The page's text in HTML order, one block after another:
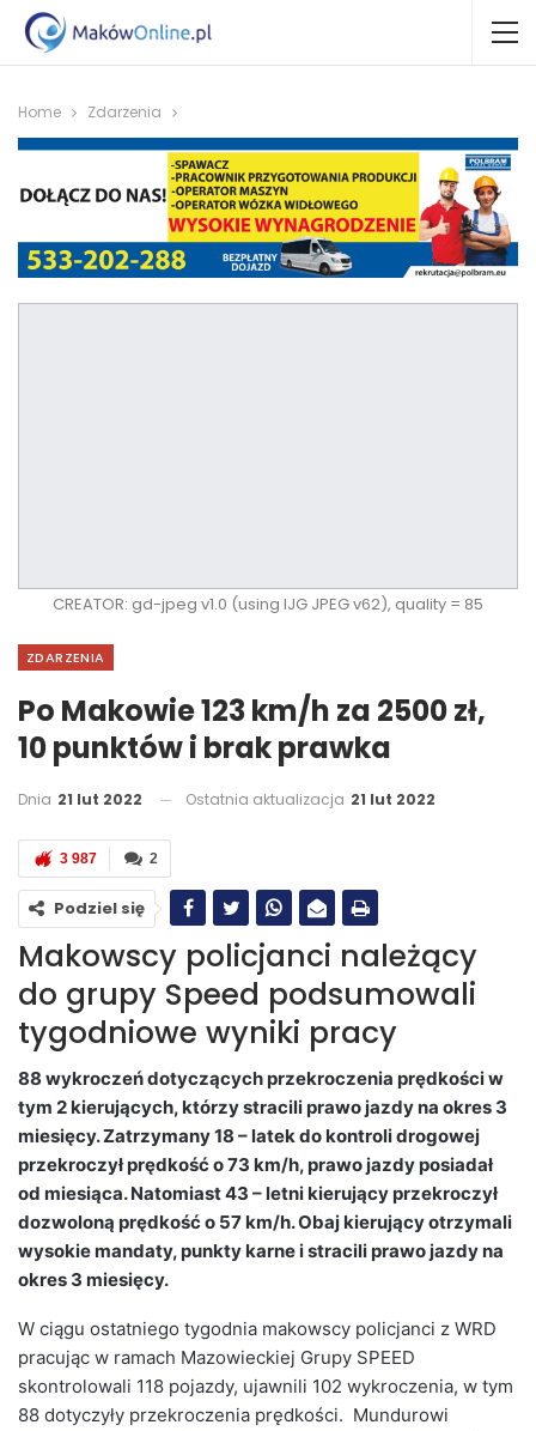
Home Zdarzenia
CREATOR: gd-jpeg v1.0 (using IJG JPEG v62), quality = 85
ZDARZENIA
Po Makowie 123 km/h za 2500 zł,
10 punktów i brak prawka
Dnia 21 lut 2022 Ostatnia aktualizacja 21 lut 2022
2
3 987
Podziel się
Makowscy policjanci należący
do grupy Speed podsumowali
tygodniowe wyniki pracy
88 wykroczeń dotyczących przekroczenia prędkości w
tym 2 kierujących, którzy stracili prawo jazdy na okres 3
miesięcy. Zatrzymany 18 – latek do kontroli drogowej
przekroczył prędkość o 73 km/h, prawo jazdy posiadał
od miesiąca. Natomiast 43 – letni kierujący przekroczył
dozwoloną prędkość o 57 km/h. Obaj kierujący otrzymali
wysokie mandaty, punkty karne i stracili prawo jazdy na
okres 3 miesięcy.
W ciągu ostatniego tygodnia makowscy policjanci z WRD
pracując w ramach Mazowieckiej Grupy SPEED
skontrolowali 118 pojazdy, ujawnili 102 wykroczenia, w tym
88 dotyczyły przekroczenia prędkości. Mundurowi